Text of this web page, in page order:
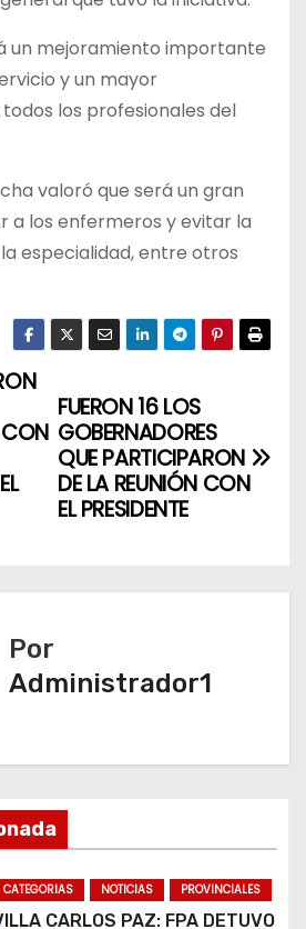
un mejoramiento importante
y un mayor
los profesionales del
valoró que será un gran
a los enfermeros y evitar la
especialidad, entre otros
FUERON 16 LOS
GOBERNADORES
QUE PARTICIPARON
DE LA REUNIÓN CON
EL PRESIDENTE
Por
Administrador1
CATEGORIAS NOTICIAS PROVINCIALES
CARLOS PAZ: FPA DETUVO